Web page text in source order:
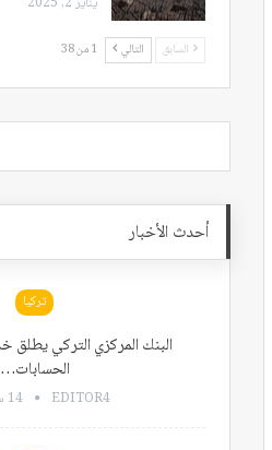
السابق التالي 1 من 38
أحدث الأخبار
تركيا
البنك المركزي التركي يطلق
الحسابات…
EDITOR4 14 ساعة منذ